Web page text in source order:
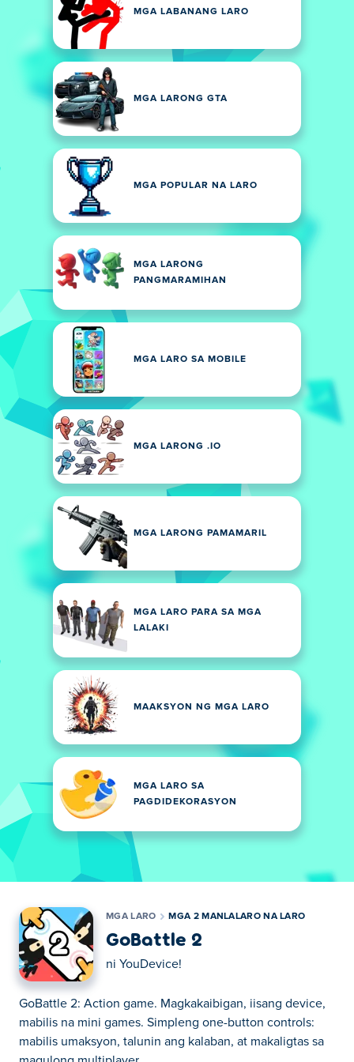
MGA LABANANG LARO
MGA LARONG GTA
MGA POPULAR NA LARO
MGA LARONG
PANGMARAMIHAN
MGA LARO SA MOBILE
MGA LARONG .IO
MGA LARONG PAMAMARIL
MGA LARO PARA SA MGA
LALAKI
MAAKSYON NG MGA LARO
MGA LARO SA
PAGDIDEKORASYON
MGA LARO MGA 2 MANLALARO NA LARO
GoBattle 2
ni YouDevice!
GoBattle 2: Action game. Magkakaibigan, iisang device,
mabilis na mini games. Simpleng one-button controls:
mabilis umaksyon, talunin ang kalaban, at makaligtas sa